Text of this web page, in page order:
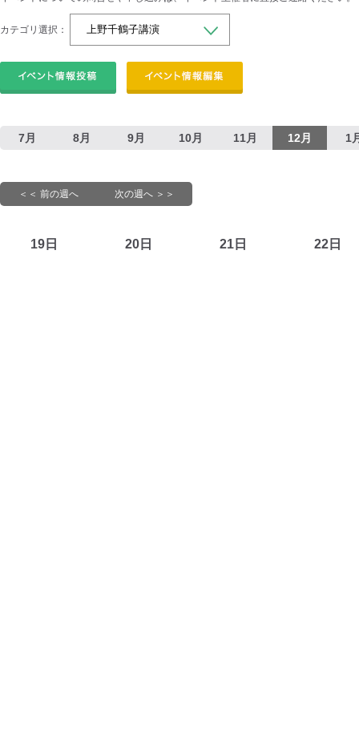
カテゴリ選択：
7月 8月 9月 10月 11月 12月 1
＜＜ 前の週へ 次の週へ ＞＞
19日 20日 21日 22日